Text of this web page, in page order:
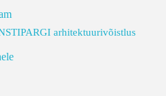
arhitektuurivõistlus